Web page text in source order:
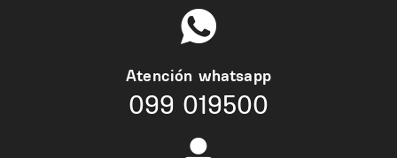
Atención whatsapp
099 019500